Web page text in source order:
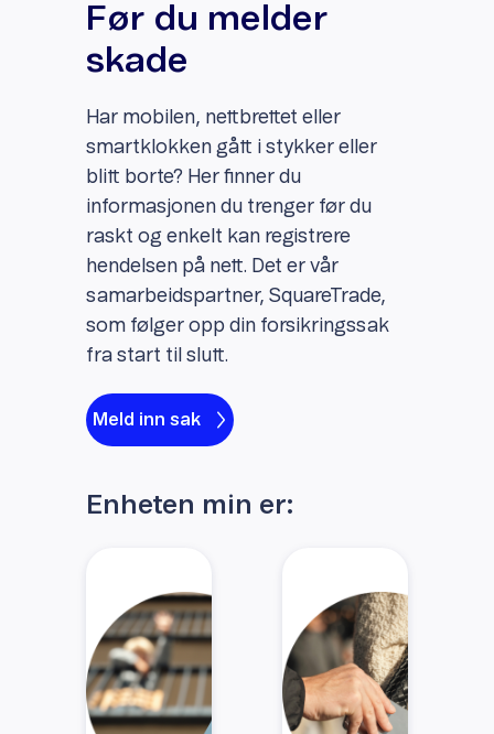
Før du melder
skade
Har mobilen, nettbrettet eller
smartklokken gått i stykker eller
blitt borte? Her finner du
informasjonen du trenger før du
raskt og enkelt kan registrere
hendelsen på nett. Det er vår
samarbeidspartner, SquareTrade,
som følger opp din forsikringssak
fra start til slutt.
Meld inn sak
Enheten min er: